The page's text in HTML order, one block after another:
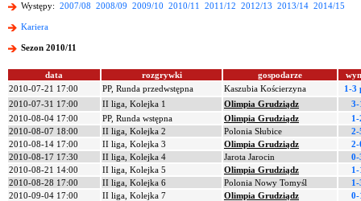
Występy: 2007/08 2008/09 2009/10 2010/11 2011/12 2012/13 2013/14 2014/15
Kariera
Sezon 2010/11
data rozgrywki gospodarze
2010-07-21 17:00
PP, Runda przedwstępna Kaszubia Kościerzyna
1-3
2010-07-31 17:00
II liga, Kolejka 1 Olimpia Grudziądz
3-
2010-08-04 17:00
PP, Runda wstępna Olimpia Grudziądz
1-
2010-08-07 18:00
II liga, Kolejka 2 Polonia Słubice
2-
2010-08-14 17:00
II liga, Kolejka 3 Olimpia Grudziądz
2-
2010-08-17 17:30
II liga, Kolejka 4 Jarota Jarocin
0-
2010-08-21 14:00
II liga, Kolejka 5 Olimpia Grudziądz
1-
2010-08-28 17:00
II liga, Kolejka 6 Polonia Nowy Tomyśl
1-
2010-09-04 17:00
II liga, Kolejka 7 Olimpia Grudziądz
0-